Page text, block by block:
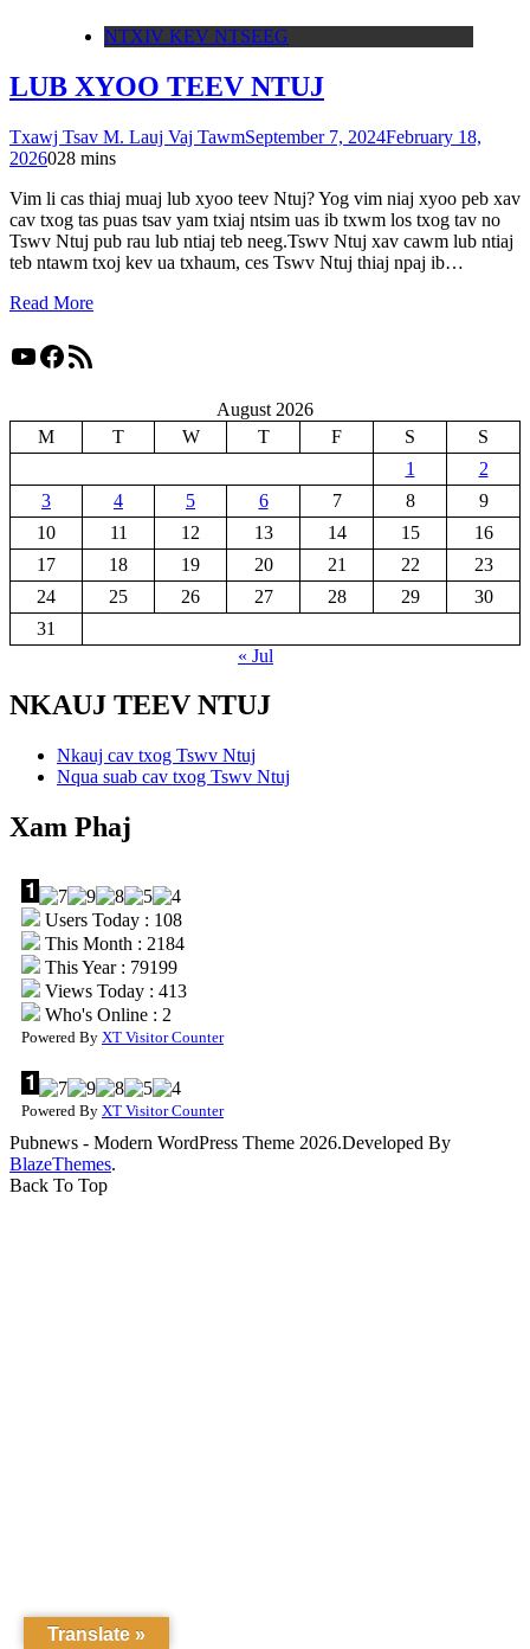
NTXIV KEV NTSEEG
LUB XYOO TEEV NTUJ
Txawj Tsav M. Lauj Vaj TawmSeptember 7, 2024February 18,
2026028 mins
Vim li cas thiaj muaj lub xyoo teev Ntuj? Yog vim niaj xyoo peb xav
cav txog tas puas tsav yam txiaj ntsim uas ib txwm los txog tav no
Tswv Ntuj pub rau lub ntiaj teb neeg.Tswv Ntuj xav cawm lub ntiaj
teb ntawm txoj kev ua txhaum, ces Tswv Ntuj thiaj npaj ib…
Read More
YouTube
Facebook
RSS Feed
August 2026
M
T W T F S
S
1
2
3
4 5 6 7 8
9
10
11 12 13 14 15
16
17
18 19 20 21 22
23
24
25 26 27 28 29
30
31
« Jul
NKAUJ TEEV NTUJ
Nkauj cav txog Tswv Ntuj
Nqua suab cav txog Tswv Ntuj
Xam Phaj
Users Today : 108
This Month : 2184
This Year : 79199
Views Today : 413
Who's Online : 2
Powered By XT Visitor Counter
Powered By XT Visitor Counter
Pubnews - Modern WordPress Theme 2026.Developed By
BlazeThemes.
Back To Top
Translate »